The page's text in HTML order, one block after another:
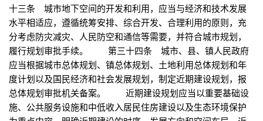
十三条 城市地下空间的开发和利用，应当与经济和技术发展
水平相适应，遵循统筹安排、综合开发、合理利用的原则，充
分考虑防灾减灾、人民防空和通信等需要，并符合城市规划，
履行规划审批手续。 第三十四条 城市、县、镇人民政府
应当根据城市总体规划、镇总体规划、土地利用总体规划和年
度计划以及国民经济和社会发展规划，制定近期建设规划，报
总体规划审批机关备案。 近期建设规划应当以重要基础设
施、公共服务设施和中低收入居民住房建设以及生态环境保护